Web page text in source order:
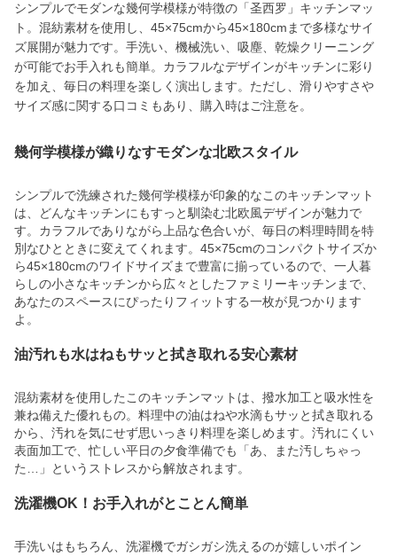
シンプルでモダンな幾何学模様が特徴の「圣西罗」キッチンマッ
ト。混紡素材を使用し、45×75cmから45×180cmまで多様なサイ
ズ展開が魅力です。手洗い、機械洗い、吸塵、乾燥クリーニング
が可能でお手入れも簡単。カラフルなデザインがキッチンに彩り
を加え、毎日の料理を楽しく演出します。ただし、滑りやすさや
サイズ感に関する口コミもあり、購入時はご注意を。
幾何学模様が織りなすモダンな北欧スタイル
シンプルで洗練された幾何学模様が印象的なこのキッチンマット
は、どんなキッチンにもすっと馴染む北欧風デザインが魅力で
す。カラフルでありながら上品な色合いが、毎日の料理時間を特
別なひとときに変えてくれます。45×75cmのコンパクトサイズか
ら45×180cmのワイドサイズまで豊富に揃っているので、一人暮
らしの小さなキッチンから広々としたファミリーキッチンまで、
あなたのスペースにぴったりフィットする一枚が見つかります
よ。
油汚れも水はねもサッと拭き取れる安心素材
混紡素材を使用したこのキッチンマットは、撥水加工と吸水性を
兼ね備えた優れもの。料理中の油はねや水滴もサッと拭き取れる
から、汚れを気にせず思いっきり料理を楽しめます。汚れにくい
表面加工で、忙しい平日の夕食準備でも「あ、また汚しちゃっ
た…」というストレスから解放されます。
洗濯機OK！お手入れがとことん簡単
手洗いはもちろん、洗濯機でガシガシ洗えるのが嬉しいポイン